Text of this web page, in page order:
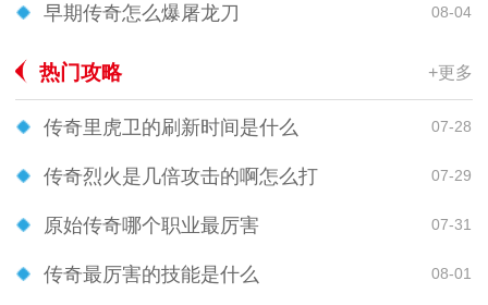
早期传奇怎么爆屠龙刀 08-04
热门攻略 +更多
传奇里虎卫的刷新时间是什么 07-28
传奇烈火是几倍攻击的啊怎么打 07-29
原始传奇哪个职业最厉害 07-31
传奇最厉害的技能是什么 08-01